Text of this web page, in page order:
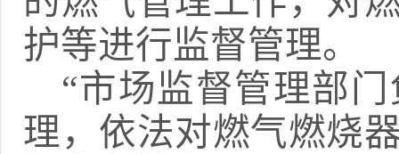
护等进行监督管理。
“市场监督管理部
理，依法对燃气燃烧